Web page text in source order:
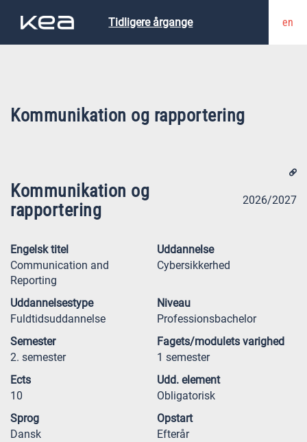
Tidligere årgange en
Kommunikation og rapportering
Kommunikation og
rapportering
2026/2027
Engelsk titel
Communication and
Reporting
Uddannelse
Cybersikkerhed
Uddannelsestype
Fuldtidsuddannelse
Niveau
Professionsbachelor
Semester
2. semester
Fagets/modulets varighed
1 semester
Ects
10
Udd. element
Obligatorisk
Sprog
Dansk
Opstart
Efterår